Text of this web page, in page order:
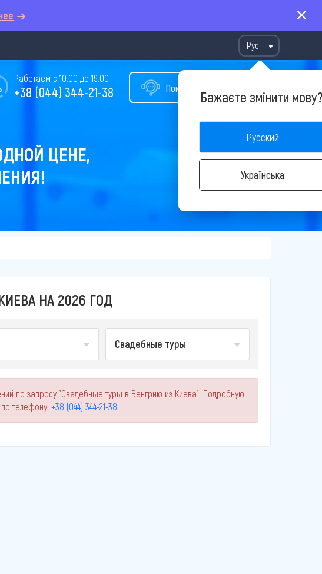
Рус
Бажаєте змінити
Русский
Українська
Помощь в подборе тура
Работаем с 10:00 до 19:00
+38 (044) 344-21-38
ЦЕНЕ,
НА 2026 ГОД
Свадебные туры
по запросу "Свадебные туры в Венгрию из Киева". Подробную
телефону: +38 (044) 344-21-38